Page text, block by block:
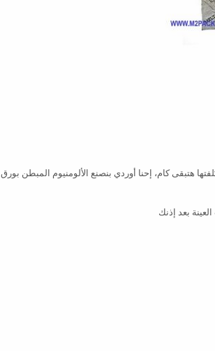
هتبقى كام، إحنا أوردي بنصنع الألومنيوم المبطن بورق
بعد إذنك